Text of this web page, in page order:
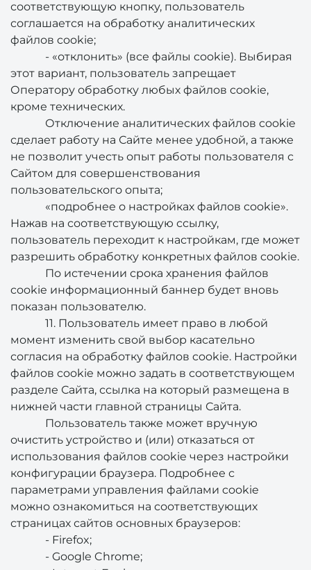
соответствующую кнопку, пользователь
соглашается на обработку аналитических
файлов cookie;
- «отклонить» (все файлы cookie). Выбирая
этот вариант, пользователь запрещает
Оператору обработку любых файлов cookie,
кроме технических.
Отключение аналитических файлов cookie
сделает работу на Сайте менее удобной, а также
не позволит учесть опыт работы пользователя с
Сайтом для совершенствования
пользовательского опыта;
«подробнее о настройках файлов cookie».
Нажав на соответствующую ссылку,
пользователь переходит к настройкам, где может
разрешить обработку конкретных файлов cookie.
По истечении срока хранения файлов
cookie информационный баннер будет вновь
показан пользователю.
11. Пользователь имеет право в любой
момент изменить свой выбор касательно
согласия на обработку файлов cookie. Настройки
файлов cookie можно задать в соответствующем
разделе Сайта, ссылка на который размещена в
нижней части главной страницы Сайта.
Пользователь также может вручную
очистить устройство и (или) отказаться от
использования файлов cookie через настройки
конфигурации браузера. Подробнее с
параметрами управления файлами cookie
можно ознакомиться на соответствующих
страницах сайтов основных браузеров:
- Firefox;
- Google Chrome;